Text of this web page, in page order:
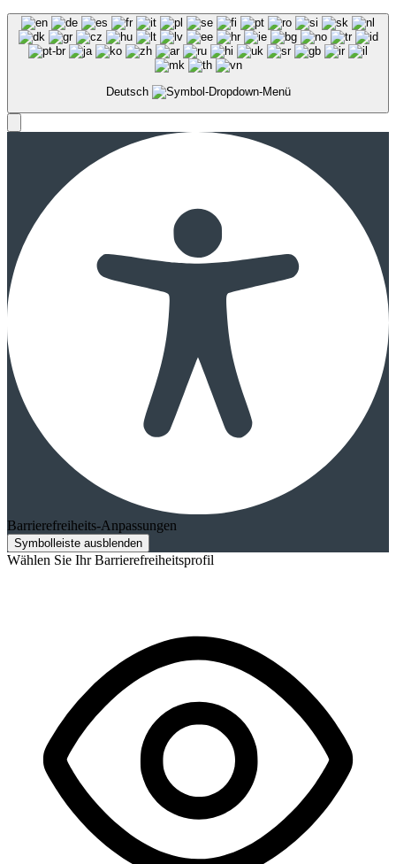
Deutsch
Barrierefreiheits-Anpassungen
Symbolleiste ausblenden
Wählen Sie Ihr Barrierefreiheitsprofil